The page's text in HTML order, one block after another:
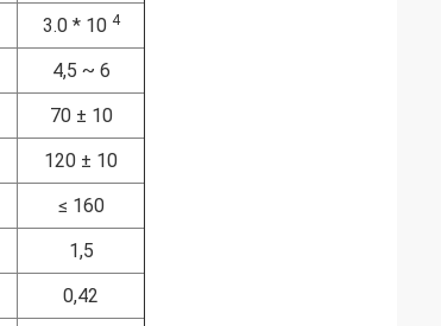
3.0 * 10 4
4,5 ~ 6
70 ± 10
120 ± 10
≤ 160
1,5
0,42